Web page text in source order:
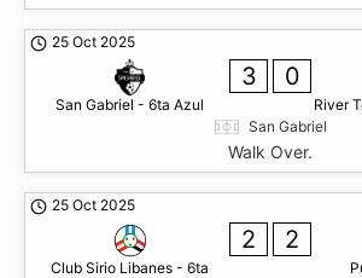
25 Oct 2025
San Gabriel - 6ta Azul
3 0
River
San Gabriel
Walk Over.
25 Oct 2025
Club Sirio Libanes - 6ta
2 2